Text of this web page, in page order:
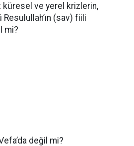
küresel ve yerel krizlerin,
Resulullah’ın (sav) fiili
mi?
değil mi?